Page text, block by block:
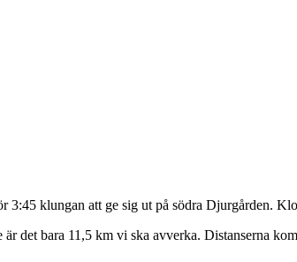
klungan att ge sig ut på södra Djurgården.
det bara 11,5 km vi ska avverka. Distanserna